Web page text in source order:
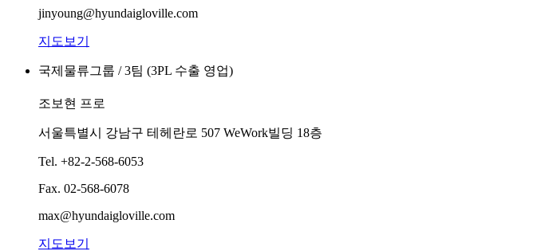
jinyoung@hyundaigloville.com
지도보기
국제물류그룹 / 3팀 (3PL 수출 영업)
조보현 프로
서울특별시 강남구 테헤란로 507 WeWork빌딩 18층
Tel. +82-2-568-6053
Fax. 02-568-6078
max@hyundaigloville.com
지도보기